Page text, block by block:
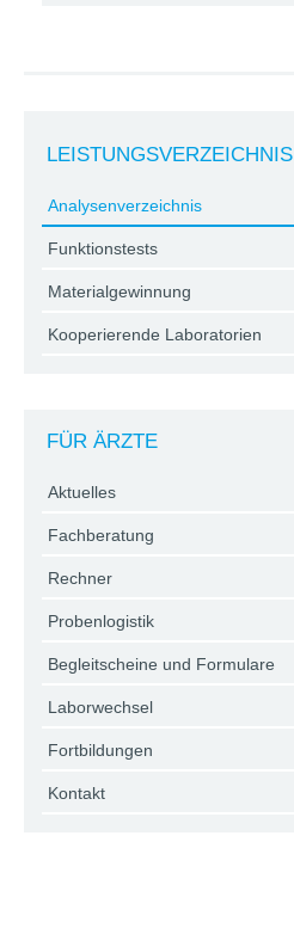
LEISTUNGSVERZEICHNIS
Analysenverzeichnis
Funktionstests
Materialgewinnung
Kooperierende Laboratorien
FÜR ÄRZTE
Aktuelles
Fachberatung
Rechner
Probenlogistik
Begleitscheine und Formulare
Laborwechsel
Fortbildungen
Kontakt